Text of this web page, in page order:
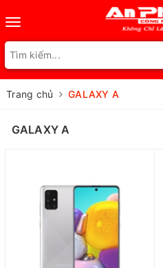
Toggle
navigation
Trang chủ GALAXY A
GALAXY A